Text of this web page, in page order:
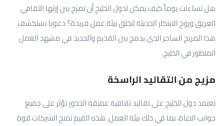
هل تساءلت يوماً كيف يمكن لدول الخليج أن تمزج بين إرثها الثقافي
العريق وروح الابتكار الحديثة لتخلق بيئة عمل فريدة؟ دعونا نستكشف
هذا المزيج الساحر الذي يدمج بين القديم والجديد في مشهد العمل
المتطور في الخليج.
مزيج من التقاليد الراسخة
تعتمد دول الخليج على تقاليد ثقافية عميقة الجذور تؤثر على جميع
جوانب الحياة، بما في ذلك بيئة العمل. هذه القيم تمنح الشركات قوة